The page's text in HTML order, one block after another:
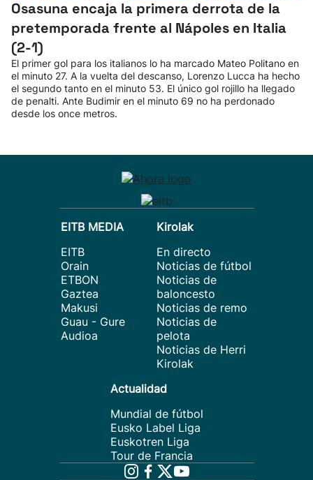
Osasuna encaja la primera derrota de la
pretemporada frente al Nápoles en Italia
(2-1)
El primer gol para los italianos lo ha marcado Mateo Politano en
el minuto 27. A la vuelta del descanso, Lorenzo Lucca ha hecho
el segundo tanto en el minuto 53. El único gol rojillo ha llegado
de penalti. Ante Budimir en el minuto 69 no ha perdonado
desde los once metros.
EITB MEDIA
EITB
Orain
ETBON
Gaztea
Makusi
Guau - Gure
Audioa
Kirolak
En directo
Noticias de fútbol
Noticias de
baloncesto
Noticias de remo
Noticias de
pelota
Noticias de Herri
Kirolak
Actualidad
Mundial de fútbol
Eusko Label Liga
Euskotren Liga
Tour de Francia